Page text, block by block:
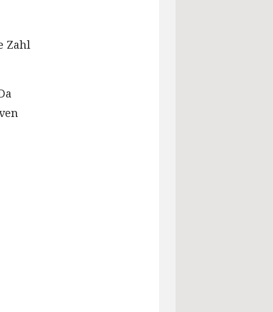
Zahl